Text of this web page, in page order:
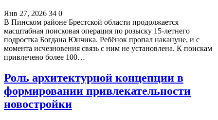
Янв 27, 2026 34 0
В Пинском районе Брестской области продолжается
масштабная поисковая операция по розыску 15-летнего
подростка Богдана Юнчика. Ребёнок пропал накануне, и с
момента исчезновения связь с ним не установлена. К поискам
привлечено более 100…
Роль архитектурной концепции в
формировании привлекательности
новостройки